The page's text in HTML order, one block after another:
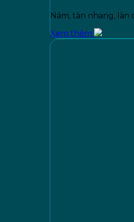
Nám, tàn nhang, làn
Xem thêm